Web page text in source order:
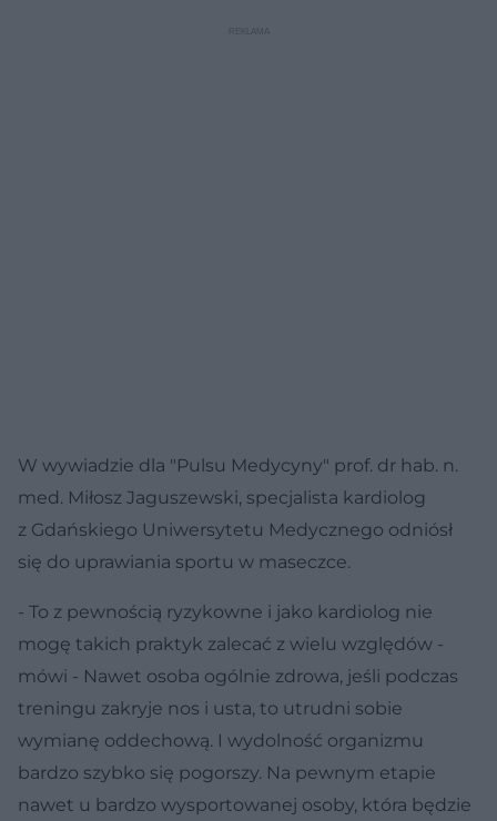
głowie i różowe buty, co doskonale ilustruje aktywność fizyczną.
W wywiadzie dla "Pulsu Medycyny" prof. dr hab. n.
med. Miłosz Jaguszewski, specjalista kardiolog
z Gdańskiego Uniwersytetu Medycznego odniósł
się do uprawiania sportu w maseczce.
- To z pewnością ryzykowne i jako kardiolog nie
mogę takich praktyk zalecać z wielu względów -
mówi - Nawet osoba ogólnie zdrowa, jeśli podczas
treningu zakryje nos i usta, to utrudni sobie
wymianę oddechową. I wydolność organizmu
bardzo szybko się pogorszy. Na pewnym etapie
nawet u bardzo wysportowanej osoby, która będzie